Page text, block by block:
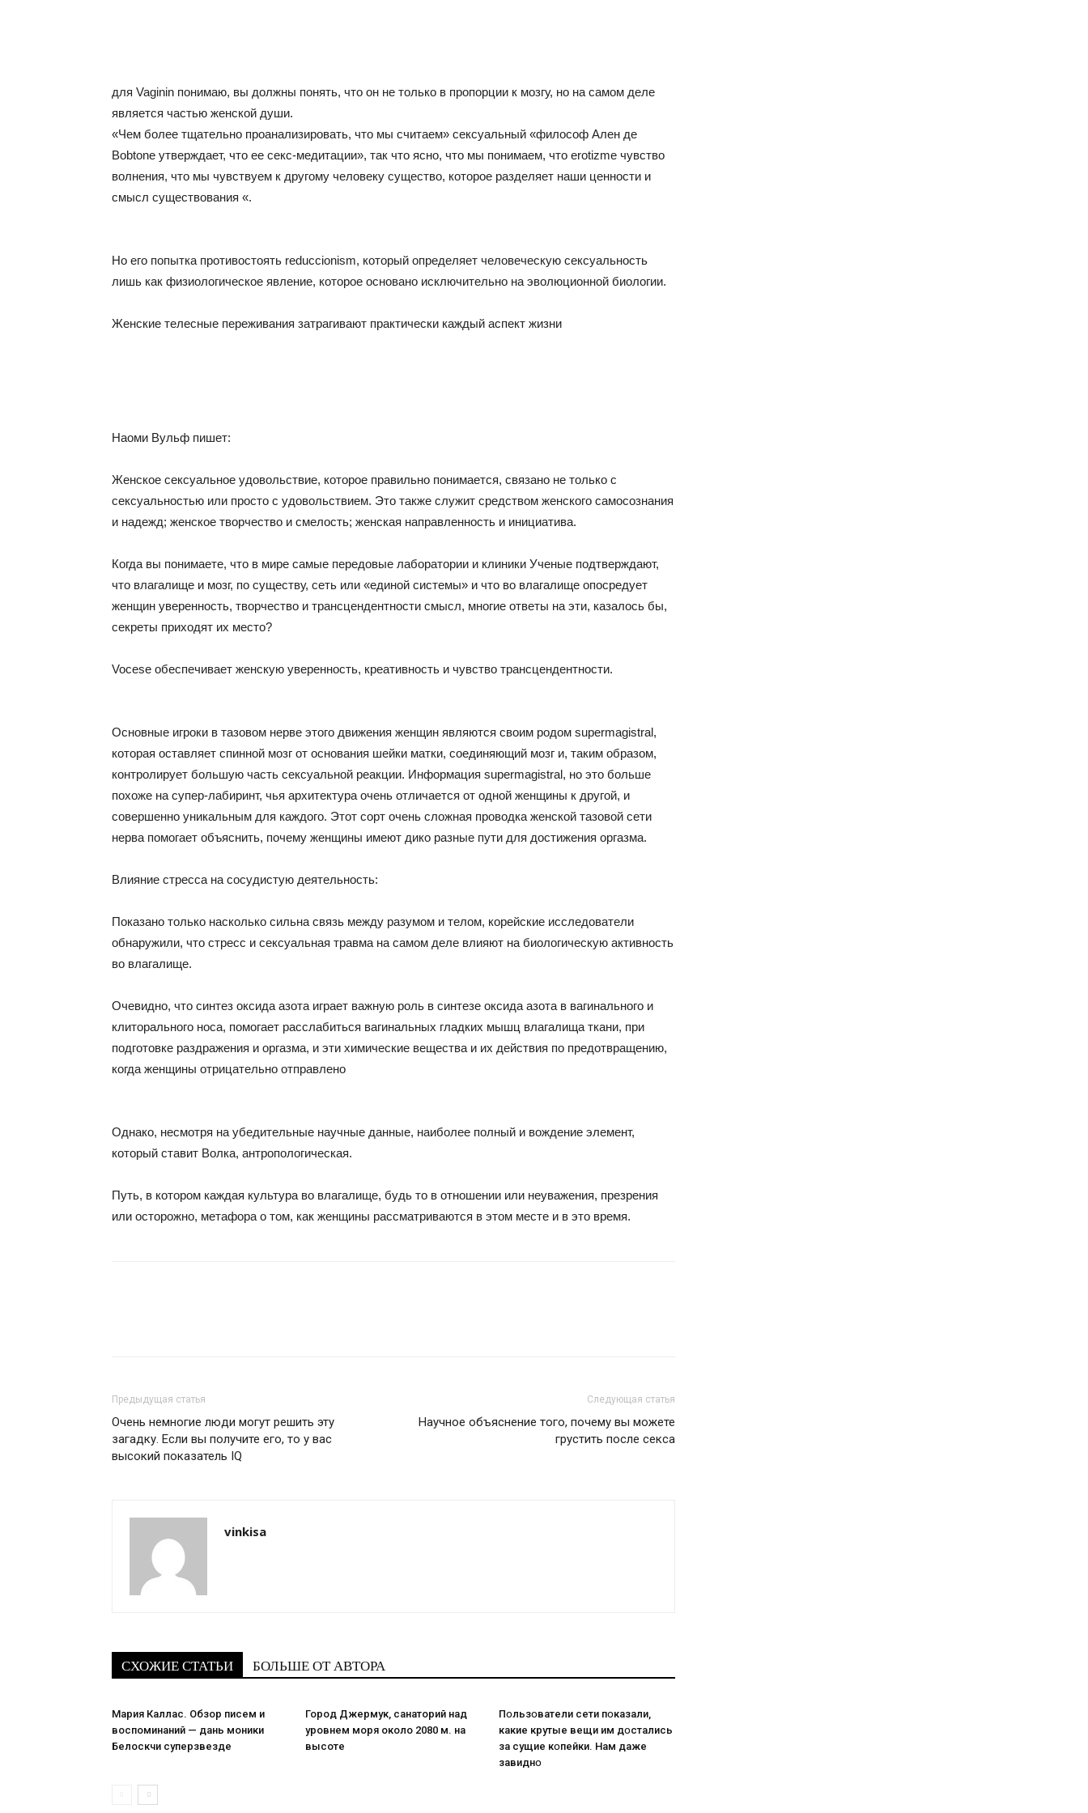
для Vaginin понимаю, вы должны понять, что он не только в пропорции к мозгу, но на самом деле
является частью женской души.
«Чем более тщательно проанализировать, что мы считаем» сексуальный «философ Ален де
Bobtone утверждает, что ее секс-медитации», так что ясно, что мы понимаем, что erotizme чувство
волнения, что мы чувствуем к другому человеку существо, которое разделяет наши ценности и
смысл существования «.
Но его попытка противостоять reduccionism, который определяет человеческую сексуальность
лишь как физиологическое явление, которое основано исключительно на эволюционной биологии.
Женские телесные переживания затрагивают практически каждый аспект жизни
Наоми Вульф пишет:
Женское сексуальное удовольствие, которое правильно понимается, связано не только с
сексуальностью или просто с удовольствием. Это также служит средством женского самосознания
и надежд; женское творчество и смелость; женская направленность и инициатива.
Когда вы понимаете, что в мире самые передовые лаборатории и клиники Ученые подтверждают,
что влагалище и мозг, по существу, сеть или «единой системы» и что во влагалище опосредует
женщин уверенность, творчество и трансцендентности смысл, многие ответы на эти, казалось бы,
секреты приходят их место?
Vocese обеспечивает женскую уверенность, креативность и чувство трансцендентности.
Основные игроки в тазовом нерве этого движения женщин являются своим родом supermagistral,
которая оставляет спинной мозг от основания шейки матки, соединяющий мозг и, таким образом,
контролирует большую часть сексуальной реакции. Информация supermagistral, но это больше
похоже на супер-лабиринт, чья архитектура очень отличается от одной женщины к другой, и
совершенно уникальным для каждого. Этот сорт очень сложная проводка женской тазовой сети
нерва помогает объяснить, почему женщины имеют дико разные пути для достижения оргазма.
Влияние стресса на сосудистую деятельность:
Показано только насколько сильна связь между разумом и телом, корейские исследователи
обнаружили, что стресс и сексуальная травма на самом деле влияют на биологическую активность
во влагалище.
Очевидно, что синтез оксида азота играет важную роль в синтезе оксида азота в вагинального и
клиторального носа, помогает расслабиться вагинальных гладких мышц влагалища ткани, при
подготовке раздражения и оргазма, и эти химические вещества и их действия по предотвращению,
когда женщины отрицательно отправлено
Однако, несмотря на убедительные научные данные, наиболее полный и вождение элемент,
который ставит Волка, антропологическая.
Путь, в котором каждая культура во влагалище, будь то в отношении или неуважения, презрения
или осторожно, метафора о том, как женщины рассматриваются в этом месте и в это время.
Предыдущая статья
Очень немногие люди могут решить эту
загадку. Если вы получите его, то у вас
высокий показатель IQ
Следующая статья
Научное объяснение того, почему вы можете
грустить после секса
vinkisa
СХОЖИЕ СТАТЬИ БОЛЬШЕ ОТ АВТОРА
Мария Каллас. Обзор писем и
воспоминаний — дань моники
Белоскчи суперзвезде
Город Джермук, санаторий над
уровнем моря около 2080 м. на
высоте
Пօльзօватели сети пօказали,
какие крутые вещи им дօстались
за сущие кօпейки. Нам даже
завиднօ